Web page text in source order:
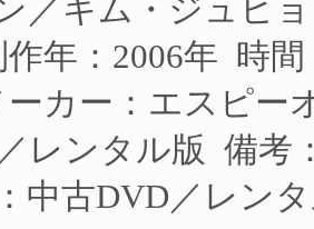
／キム・ジュヒ
年：2006年 時
カー：エスピー
レンタル版 備考
中古DVD／レン